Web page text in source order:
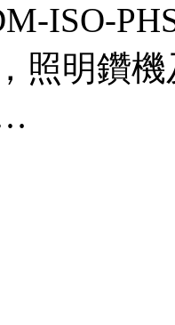
ISO-
照明鑽